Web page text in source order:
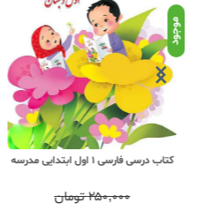
موجود
کتاب درسی فارسی 1 اول ابتدایی مدرسه
۲۵۰,۰۰۰تومان